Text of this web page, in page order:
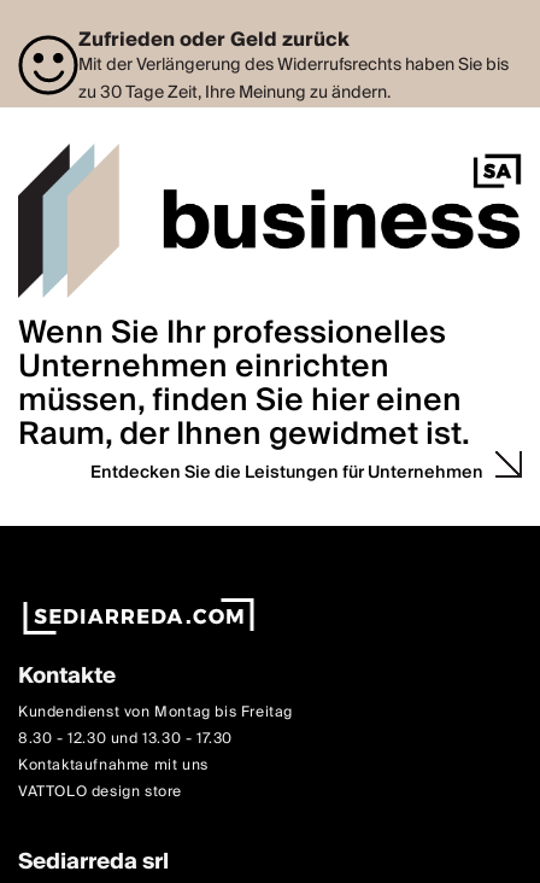
Zufrieden oder Geld zurück
Mit der Verlängerung des Widerrufsrechts haben Sie bis
zu 30 Tage Zeit, Ihre Meinung zu ändern.
Wenn Sie Ihr professionelles
Unternehmen einrichten
müssen, finden Sie hier einen
Raum, der Ihnen gewidmet ist.
Entdecken Sie die Leistungen für Unternehmen
Kontakte
Kundendienst von Montag bis Freitag
8.30 - 12.30 und 13.30 - 17.30
Kontaktaufnahme mit uns
VATTOLO design store
Sediarreda srl